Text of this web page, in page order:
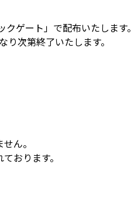
ゲート」で配布いたします。
次第終了いたします。
ん。
おります。